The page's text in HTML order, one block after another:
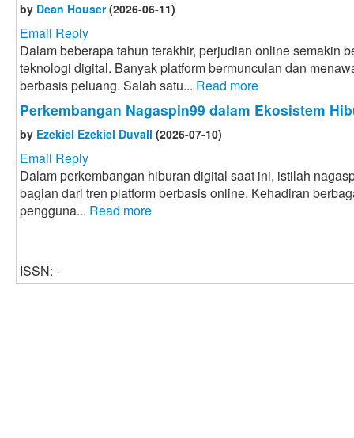
by Dean Houser(2026-06-11)
Email Reply
Dalam beberapa tahun terakhir, perjudian online semakin
teknologi digital. Banyak platform bermunculan dan
berbasis peluang. Salah satu... Read more
Perkembangan Nagaspin99 dalam Ekosistem
by Ezekiel Ezekiel Duvall (2026-07-10)
Email Reply
Dalam perkembangan hiburan digital saat ini, istilah
bagian dari tren platform berbasis online. Kehadiran
pengguna... Read more
ISSN: -